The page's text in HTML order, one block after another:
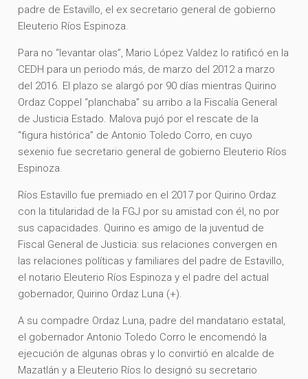
padre de Estavillo, el ex secretario general de gobierno
Eleuterio Ríos Espinoza.
Para no “levantar olas”, Mario López Valdez lo ratificó en la
CEDH para un periodo más, de marzo del 2012 a marzo
del 2016. El plazo se alargó por 90 días mientras Quirino
Ordaz Coppel “planchaba” su arribo a la Fiscalía General
de Justicia Estado. Malova pujó por el rescate de la
“figura histórica” de Antonio Toledo Corro, en cuyo
sexenio fue secretario general de gobierno Eleuterio Ríos
Espinoza.
Ríos Estavillo fue premiado en el 2017 por Quirino Ordaz
con la titularidad de la FGJ por su amistad con él, no por
sus capacidades. Quirino es amigo de la juventud de
Fiscal General de Justicia: sus relaciones convergen en
las relaciones políticas y familiares del padre de Estavillo,
el notario Eleuterio Ríos Espinoza y el padre del actual
gobernador, Quirino Ordaz Luna (+).
A su compadre Ordaz Luna, padre del mandatario estatal,
el gobernador Antonio Toledo Corro le encomendó la
ejecución de algunas obras y lo convirtió en alcalde de
Mazatlán y a Eleuterio Ríos lo designó su secretario